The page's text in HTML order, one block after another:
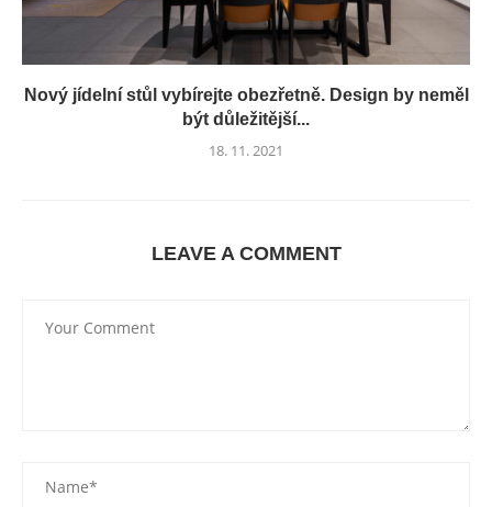
Nový jídelní stůl vybírejte obezřetně. Design by neměl
být důležitější...
18. 11. 2021
LEAVE A COMMENT